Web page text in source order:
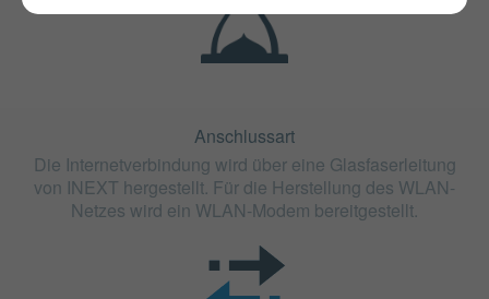
Anschlussart
Die Internetverbindung wird über eine Glasfaserleitung
von INEXT hergestellt. Für die Herstellung des WLAN-
Netzes wird ein WLAN-Modem bereitgestellt.